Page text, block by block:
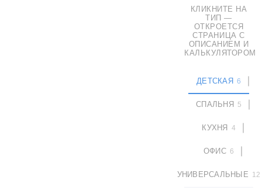
КЛИКНИТЕ НА
ТИП —
ОТКРОЕТСЯ
СТРАНИЦА С
ОПИСАНИЕМ И
КАЛЬКУЛЯТОРОМ
ДЕТСКАЯ 6
СПАЛЬНЯ 5
КУХНЯ 4
ОФИС 6
УНИВЕРСАЛЬНЫЕ 12